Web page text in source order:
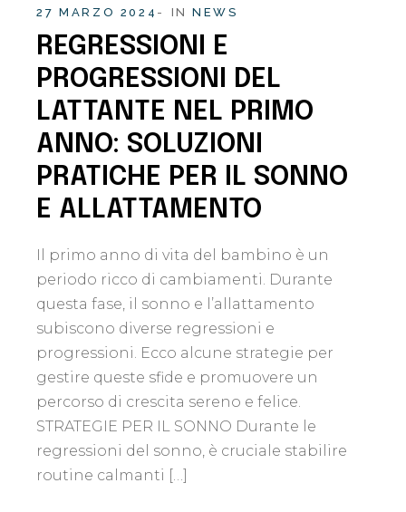
27 MARZO 2024 IN NEWS
REGRESSIONI E
PROGRESSIONI DEL
LATTANTE NEL PRIMO
ANNO: SOLUZIONI
PRATICHE PER IL SONNO
E ALLATTAMENTO
Il primo anno di vita del bambino è un
periodo ricco di cambiamenti. Durante
questa fase, il sonno e l’allattamento
subiscono diverse regressioni e
progressioni. Ecco alcune strategie per
gestire queste sfide e promuovere un
percorso di crescita sereno e felice.
STRATEGIE PER IL SONNO Durante le
regressioni del sonno, è cruciale stabilire
routine calmanti […]